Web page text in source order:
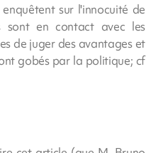
sur l'innocuité de
sont en contact avec les
de juger des avantages et
gobés par la politique; cf